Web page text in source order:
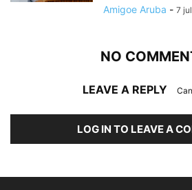
Amigoe Aruba - 7
NO
LEAVE A REPLY
LOG IN TO LEAVE A